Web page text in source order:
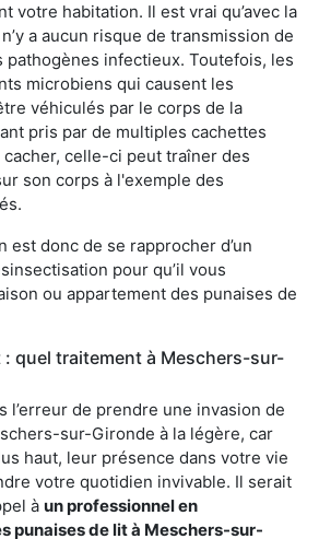
votre habitation. Il est vrai qu’avec la
a aucun risque de transmission de
pathogènes infectieux. Toutefois, les
microbiens qui causent les
véhiculés par le corps de la
pris par de multiples cachettes
celle-ci peut traîner des
son corps à l'exemple des
est donc de se rapprocher d’un
pour qu’il vous
ou appartement des punaises de
: quel traitement à Meschers-sur-
l’erreur de prendre une invasion de
sur-Gironde à la légère, car
haut, leur présence dans votre vie
votre quotidien invivable. Il serait
à un professionnel en
punaises de lit à Meschers-sur-